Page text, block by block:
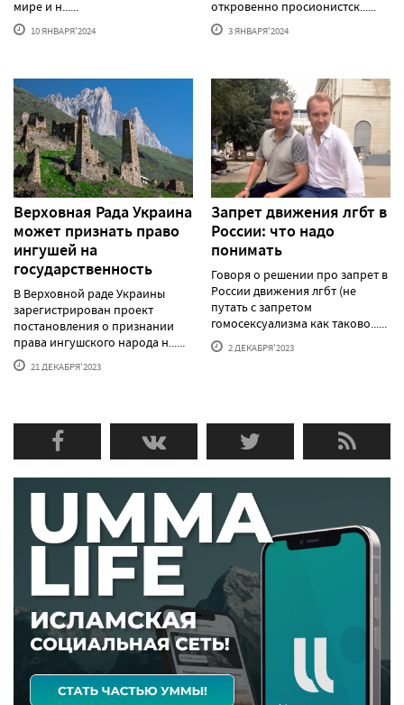
мире и н......
10 ЯНВАРЯ'2024
откровенно просионистск......
3 ЯНВАРЯ'2024
Верховная Рада Украина
может признать право
ингушей на
государственность
В Верховной раде Украины
зарегистрирован проект
постановления о признании
права ингушского народа н......
21 ДЕКАБРЯ'2023
Запрет движения лгбт в
России: что надо
понимать
Говоря о решении про запрет в
России движения лгбт (не
путать с запретом
гомосексуализма как таково......
2 ДЕКАБРЯ'2023